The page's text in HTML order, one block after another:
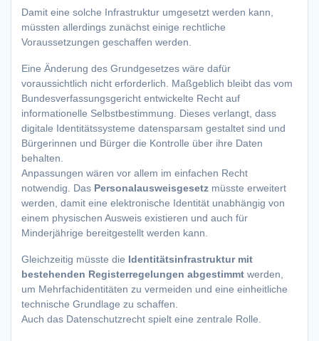
Damit eine solche Infrastruktur umgesetzt werden kann,
müssten allerdings zunächst einige rechtliche
Voraussetzungen geschaffen werden.
Eine Änderung des Grundgesetzes wäre dafür
voraussichtlich nicht erforderlich. Maßgeblich bleibt das vom
Bundesverfassungsgericht entwickelte Recht auf
informationelle Selbstbestimmung. Dieses verlangt, dass
digitale Identitätssysteme datensparsam gestaltet sind und
Bürgerinnen und Bürger die Kontrolle über ihre Daten
behalten.
Anpassungen wären vor allem im einfachen Recht
notwendig. Das Personalausweisgesetz müsste erweitert
werden, damit eine elektronische Identität unabhängig von
einem physischen Ausweis existieren und auch für
Minderjährige bereitgestellt werden kann.
Gleichzeitig müsste die Identitätsinfrastruktur mit
bestehenden Registerregelungen abgestimmt werden,
um Mehrfachidentitäten zu vermeiden und eine einheitliche
technische Grundlage zu schaffen.
Auch das Datenschutzrecht spielt eine zentrale Rolle.